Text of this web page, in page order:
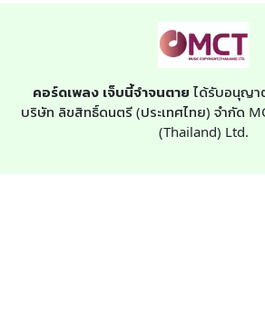
คอร์ดเพลง เจ็บนี้จำจนตาย ได้รับอนุญา
บริษัท ลิขสิทธิ์ดนตรี (ประเทศไทย) จำกัด
(Thailand) Ltd.